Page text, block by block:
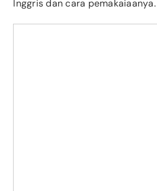
Inggris dan cara pemakaiaanya.